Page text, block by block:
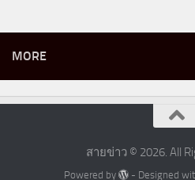
MORE
สายข่าว © 2026. All
Powered by - Designed